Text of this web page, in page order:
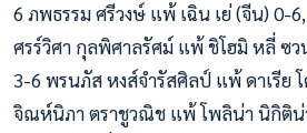
6 ภพธรรม ศรีวงษ์ แพ้ เฉิน เย่ (จีน) 0-
ศรร์วิศา กุลพิศาลรัศม์ แพ้ ชิโฮมิ หลี่ ซว
3-6 พรนภัส หงส์จำรัสศิลป์ แพ้ ดาเรีย โ
จิณห์นิภา ตราชูวณิช แพ้ โพลิน่า นิกิติ